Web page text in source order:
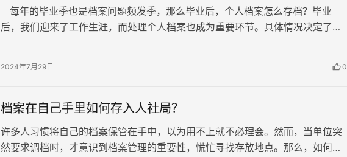
每年的毕业季也是档案问题频发季，那么毕业后，个人档案怎么存档？毕业
后，我们迎来了工作生涯，而处理个人档案也成为重要环节。具体情况决定了不
2024年7月29日 0
档案在自己手里如何存入人社局？
许多人习惯将自己的档案保管在手中，以为用不上就不必理会。然而，当单位突
然要求调档时，才意识到档案管理的重要性，慌忙寻找存放地点。那么，如何将